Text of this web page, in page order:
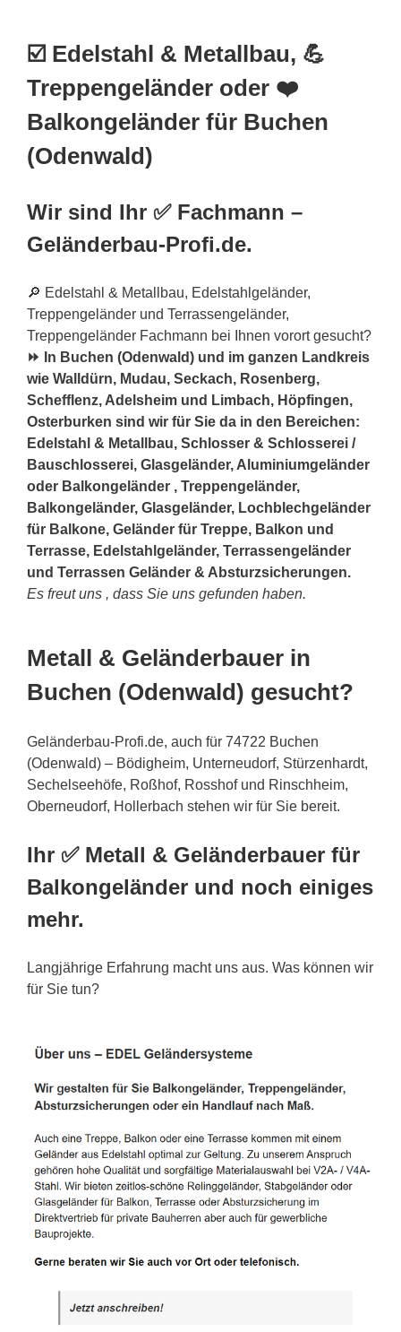
☑️ Edelstahl & Metallbau, 💪
Treppengeländer oder ❤️
Balkongeländer für Buchen
(Odenwald)
Wir sind Ihr ✅ Fachmann –
Geländerbau-Profi.de.
🔎 Edelstahl & Metallbau, Edelstahlgeländer,
Treppengeländer und Terrassengeländer,
Treppengeländer Fachmann bei Ihnen vorort gesucht?
⏩ In Buchen (Odenwald) und im ganzen Landkreis
wie Walldürn, Mudau, Seckach, Rosenberg,
Schefflenz, Adelsheim und Limbach, Höpfingen,
Osterburken sind wir für Sie da in den Bereichen:
Edelstahl & Metallbau, Schlosser & Schlosserei /
Bauschlosserei, Glasgeländer, Aluminiumgeländer
oder Balkongeländer , Treppengeländer,
Balkongeländer, Glasgeländer, Lochblechgeländer
für Balkone, Geländer für Treppe, Balkon und
Terrasse, Edelstahlgeländer, Terrassengeländer
und Terrassen Geländer & Absturzsicherungen.
Es freut uns , dass Sie uns gefunden haben.
Metall & Geländerbauer in
Buchen (Odenwald) gesucht?
Geländerbau-Profi.de, auch für 74722 Buchen
(Odenwald) – Bödigheim, Unterneudorf, Stürzenhardt,
Sechelseehöfe, Roßhof, Rosshof und Rinschheim,
Oberneudorf, Hollerbach stehen wir für Sie bereit.
Ihr ✅ Metall & Geländerbauer für
Balkongeländer und noch einiges
mehr.
Langjährige Erfahrung macht uns aus. Was können wir
für Sie tun?